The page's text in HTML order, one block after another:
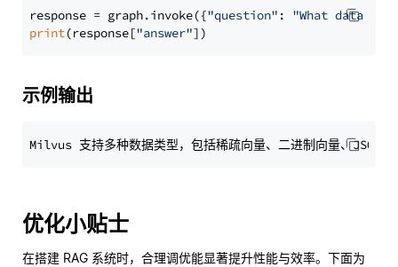
response = graph.invoke({"question" : "What data
print(response["answer"
示例输出
优化小贴士
在搭建 RAG 系统时，合理调优能显著提升性能与效率。下面为